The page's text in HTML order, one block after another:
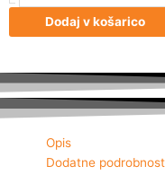
ET40
4x100/114
Orange
Dodaj v košarico
Opis
Dodatne